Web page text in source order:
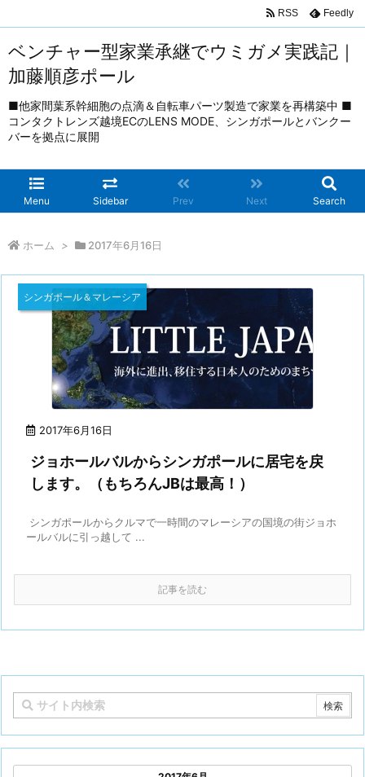
ベンチャー型家業承継でウミガメ実践記｜
加藤順彦ポール
■他家間葉系幹細胞の点滴＆自転車パーツ製造で家業を再構築中 ■
コンタクトレンズ越境ECのLENS MODE、シンガポールとバンクー
バーを拠点に展開
Menu Sidebar Prev Next Search
RSS Feedly
ホーム > 2017年6月16日
2017年6月16日
シンガポール＆マレーシア
ジョホールバルからシンガポールに居宅を戻
します。（もちろんJBは最高！）
シンガポールからクルマで一時間のマレーシアの国境の街ジョホ
ールバルに引っ越して ...
記事を読む